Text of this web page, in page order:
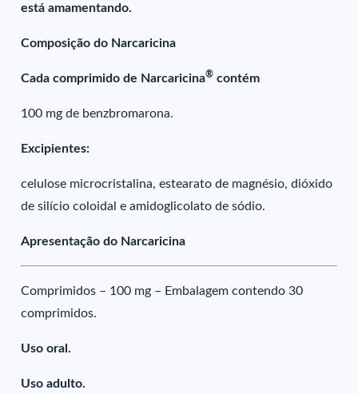
está amamentando.
Composição do Narcaricina
Cada comprimido de Narcaricina® contém
100 mg de benzbromarona.
Excipientes:
celulose microcristalina, estearato de magnésio, dióxido
de silício coloidal e amidoglicolato de sódio.
Apresentação do Narcaricina
Comprimidos – 100 mg – Embalagem contendo 30
comprimidos.
Uso oral.
Uso adulto.